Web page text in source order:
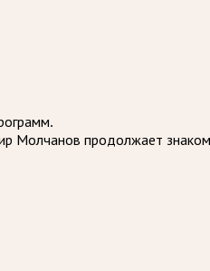
Молчанов продолжает